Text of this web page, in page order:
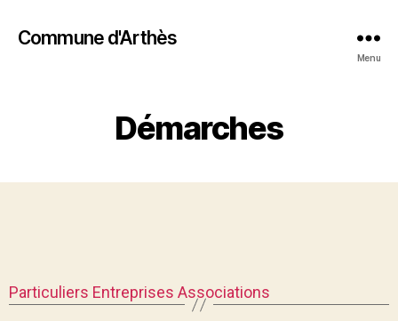
Commune d'Arthès
Menu
Démarches
Particuliers Entreprises Associations